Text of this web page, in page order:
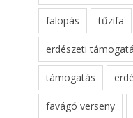
falopás tűzifa
erdészeti
támogatás
favágó verseny